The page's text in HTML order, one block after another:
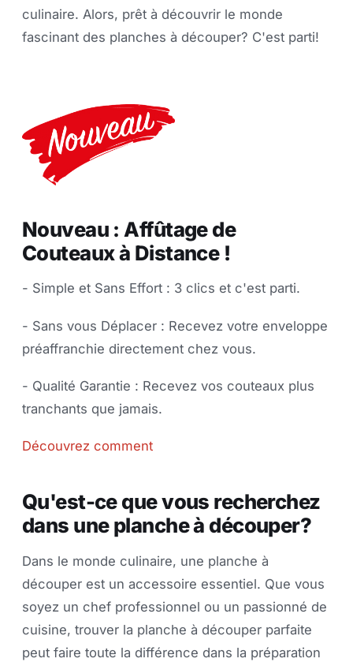
culinaire. Alors, prêt à découvrir le monde
fascinant des planches à découper? C'est parti!
Nouveau : Affûtage de
Couteaux à Distance !
- Simple et Sans Effort : 3 clics et c'est parti.
- Sans vous Déplacer : Recevez votre enveloppe
préaffranchie directement chez vous.
- Qualité Garantie : Recevez vos couteaux plus
tranchants que jamais.
Découvrez comment
Qu'est-ce que vous recherchez
dans une planche à découper?
Dans le monde culinaire, une planche à
découper est un accessoire essentiel. Que vous
soyez un chef professionnel ou un passionné de
cuisine, trouver la planche à découper parfaite
peut faire toute la différence dans la préparation